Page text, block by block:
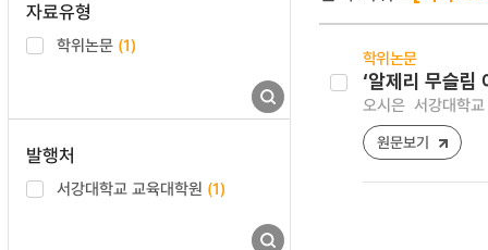
자료유형
학위논문 (1)
발행처
서강대학교 교육대학원 (1)
학위논문
‘알제리 무슬림
오시은 서강대학
원문보기